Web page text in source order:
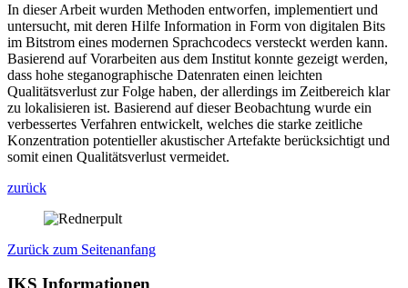
In dieser Arbeit wurden Methoden entworfen, implementiert und
untersucht, mit deren Hilfe Information in Form von digitalen Bits
im Bitstrom eines modernen Sprachcodecs versteckt werden kann.
Basierend auf Vorarbeiten aus dem Institut konnte gezeigt werden,
dass hohe steganographische Datenraten einen leichten
Qualitätsverlust zur Folge haben, der allerdings im Zeitbereich klar
zu lokalisieren ist. Basierend auf dieser Beobachtung wurde ein
verbessertes Verfahren entwickelt, welches die starke zeitliche
Konzentration potentieller akustischer Artefakte berücksichtigt und
somit einen Qualitätsverlust vermeidet.
zurück
Zurück zum Seitenanfang